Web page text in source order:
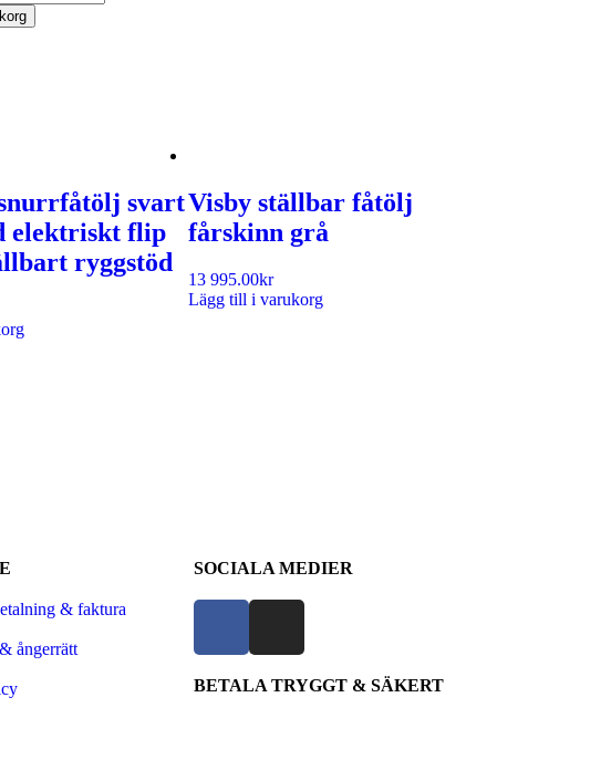
svart
elektriskt flip
ryggstöd
Visby ställbar fåtölj
fårskinn grå
13 995.00kr
Lägg till i varukorg
& faktura
ångerrätt
SOCIALA MEDIER
BETALA TRYGGT & SÄKERT